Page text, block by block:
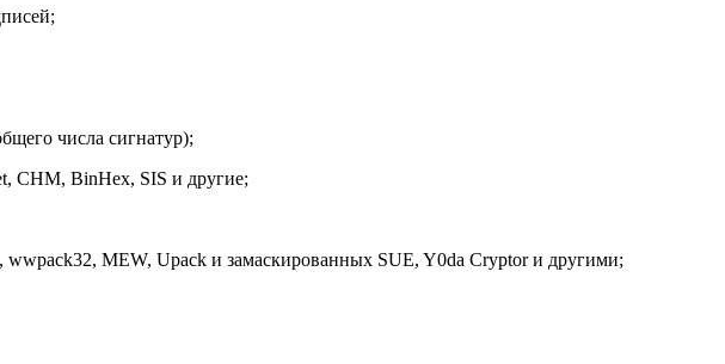
числа сигнатур);
CHM, BinHex, SIS и другие;
MEW, Upack и замаскированных SUE, Y0da Cryptor и другими;